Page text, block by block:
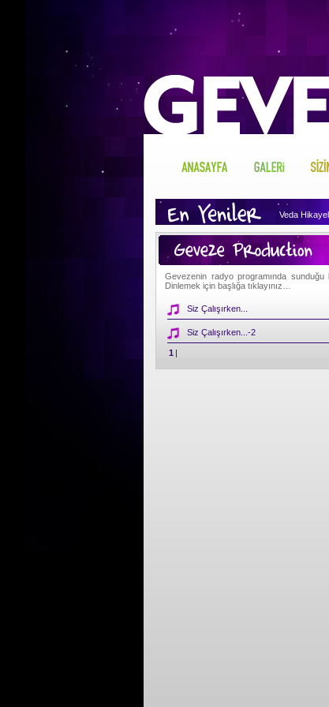
Veda
Geveze'nin
Geveze
Geveze'nin
Gevezenin radyo programında sunduğu
Dinlemek için başlığa tıklayınız…
Siz Çalışırken...
Siz Çalışırken...-2
1 |